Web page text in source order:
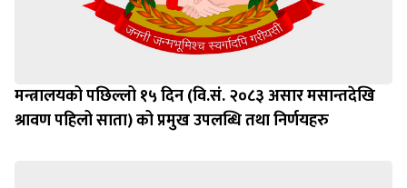
मन्त्रालयको पछिल्लो १५ दिन (वि.सं. २०८३ असार मसान्तदेखि
श्रावण पहिलो साता) को प्रमुख उपलब्धि तथा निर्णयहरु